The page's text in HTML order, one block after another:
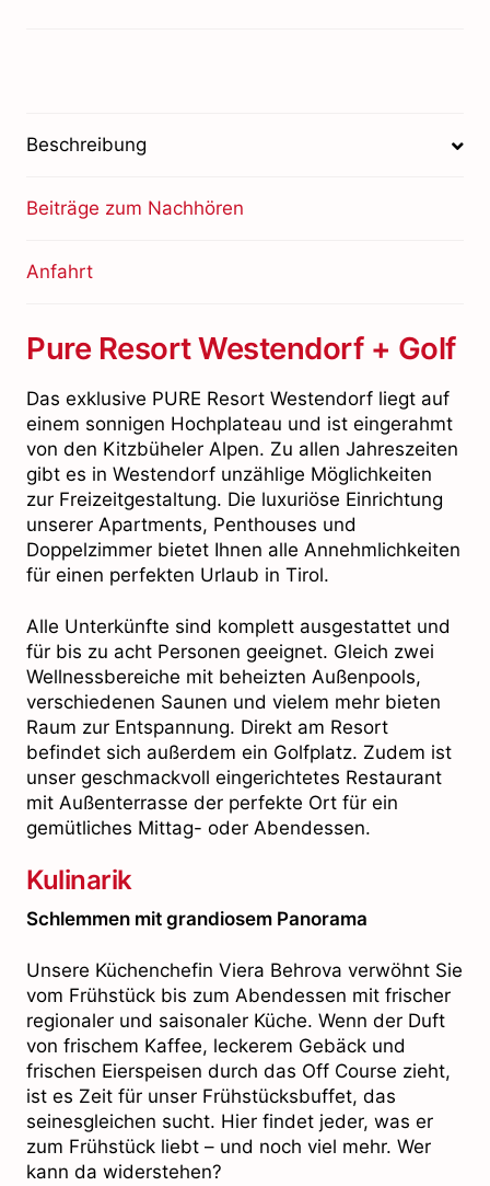
Beschreibung
Beiträge zum Nachhören
Anfahrt
Pure Resort Westendorf + Golf
Das exklusive PURE Resort Westendorf liegt auf
einem sonnigen Hochplateau und ist eingerahmt
von den Kitzbüheler Alpen. Zu allen Jahreszeiten
gibt es in Westendorf unzählige Möglichkeiten
zur Freizeitgestaltung. Die luxuriöse Einrichtung
unserer Apartments, Penthouses und
Doppelzimmer bietet Ihnen alle Annehmlichkeiten
für einen perfekten Urlaub in Tirol.
Alle Unterkünfte sind komplett ausgestattet und
für bis zu acht Personen geeignet. Gleich zwei
Wellnessbereiche mit beheizten Außenpools,
verschiedenen Saunen und vielem mehr bieten
Raum zur Entspannung. Direkt am Resort
befindet sich außerdem ein Golfplatz. Zudem ist
unser geschmackvoll eingerichtetes Restaurant
mit Außenterrasse der perfekte Ort für ein
gemütliches Mittag- oder Abendessen.
Kulinarik
Schlemmen mit grandiosem Panorama
Unsere Küchenchefin Viera Behrova verwöhnt Sie
vom Frühstück bis zum Abendessen mit frischer
regionaler und saisonaler Küche. Wenn der Duft
von frischem Kaffee, leckerem Gebäck und
frischen Eierspeisen durch das Off Course zieht,
ist es Zeit für unser Frühstücksbuffet, das
seinesgleichen sucht. Hier findet jeder, was er
zum Frühstück liebt – und noch viel mehr. Wer
kann da widerstehen?